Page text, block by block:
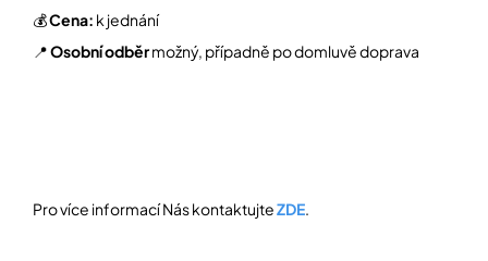
💰Cena: k jednání
📍Osobní odběrmožný, případně po domluvě doprava
Pro více informací Nás kontaktujteZDE.